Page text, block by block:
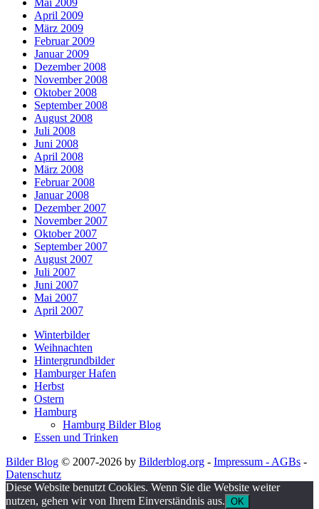
Mai 2009
April 2009
März 2009
Februar 2009
Januar 2009
Dezember 2008
November 2008
Oktober 2008
September 2008
August 2008
Juli 2008
Juni 2008
April 2008
März 2008
Februar 2008
Januar 2008
Dezember 2007
November 2007
Oktober 2007
September 2007
August 2007
Juli 2007
Juni 2007
Mai 2007
April 2007
Winterbilder
Weihnachten
Hintergrundbilder
Hamburger Hafen
Herbst
Ostern
Hamburg
Hamburg Bilder Blog
Essen und Trinken
Bilder Blog © 2007-2026 by Bilderblog.org - Impressum - AGBs -
Datenschutz
Diese Website benutzt Cookies. Wenn Sie die Website weiter
nutzen, gehen wir von Ihrem Einverständnis aus. OK